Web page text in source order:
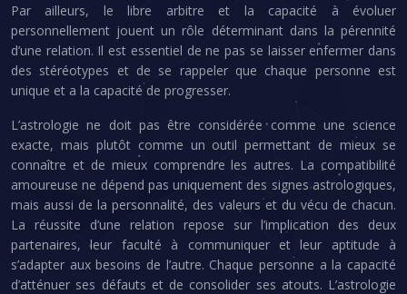
Par ailleurs, le libre arbitre et la capacité à évoluer
personnellement jouent un rôle déterminant dans la pérennité
d’une relation. Il est essentiel de ne pas se laisser enfermer dans
des stéréotypes et de se rappeler que chaque personne est
unique et a la capacité de progresser.
L’astrologie ne doit pas être considérée comme une science
exacte, mais plutôt comme un outil permettant de mieux se
connaître et de mieux comprendre les autres. La compatibilité
amoureuse ne dépend pas uniquement des signes astrologiques,
mais aussi de la personnalité, des valeurs et du vécu de chacun.
La réussite d’une relation repose sur l’implication des deux
partenaires, leur faculté à communiquer et leur aptitude à
s’adapter aux besoins de l’autre. Chaque personne a la capacité
d’atténuer ses défauts et de consolider ses atouts. L’astrologie